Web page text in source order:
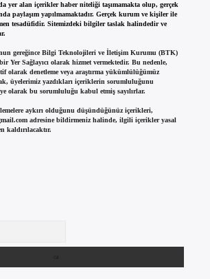
yer alan içerikler haber niteliği taşımamakta olup, gerçek
paylaşım yapılmamaktadır. Gerçek kurum ve kişiler ile
tesadüfidir. Sitemizdeki bilgiler taslak halindedir ve
gereğince Bilgi Teknolojileri ve İletişim Kurumu (BTK)
Yer Sağlayıcı olarak hizmet vermektedir. Bu nedenle,
olarak denetleme veya araştırma yükümlülüğümüz
üyelerimiz yazdıkları içeriklerin sorumluluğunu
olarak bu sorumluluğu kabul etmiş sayılırlar.
aykırı olduğunu düşündüğünüz içerikleri,
adresine bildirmeniz halinde, ilgili içerikler yasal
kaldırılacaktır.